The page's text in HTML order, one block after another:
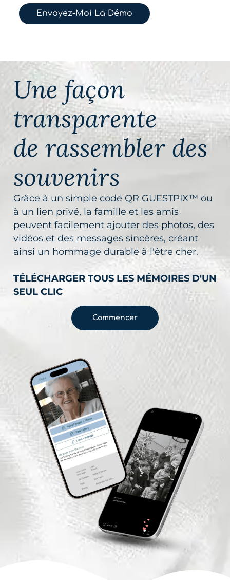
Envoyez-Moi La Démo
Une façon
transparente
de rassembler des
souvenirs
Grâce à un simple code QR GUESTPIX™ ou
à un lien privé, la famille et les amis
peuvent facilement ajouter des photos, des
vidéos et des messages sincères, créant
ainsi un hommage durable à l'être cher.
TÉLÉCHARGER TOUS LES MÉMOIRES D'UN
SEUL CLIC
Commencer